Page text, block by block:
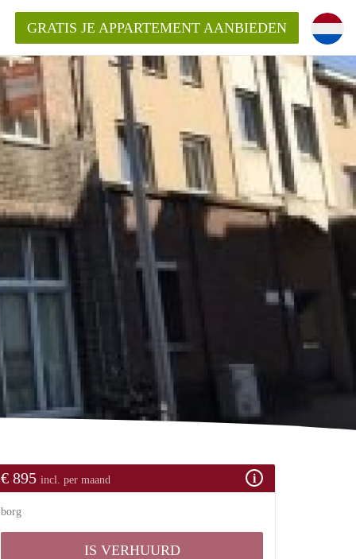
in Maastricht?
GRATIS JE APPARTEMENT AANBIEDEN
€ 895 incl. per maand
borg
IS VERHUURD